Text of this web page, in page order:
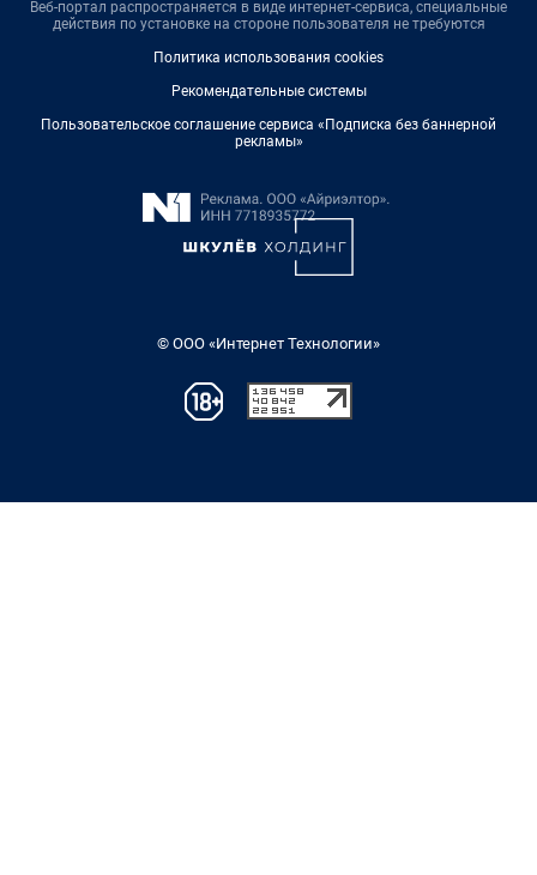
Веб-портал распространяется в виде интернет-сервиса, специальные
действия по установке на стороне пользователя не требуются
Политика использования cookies
Рекомендательные системы
Пользовательское соглашение сервиса «Подписка без баннерной
рекламы»
© ООО «Интернет Технологии»